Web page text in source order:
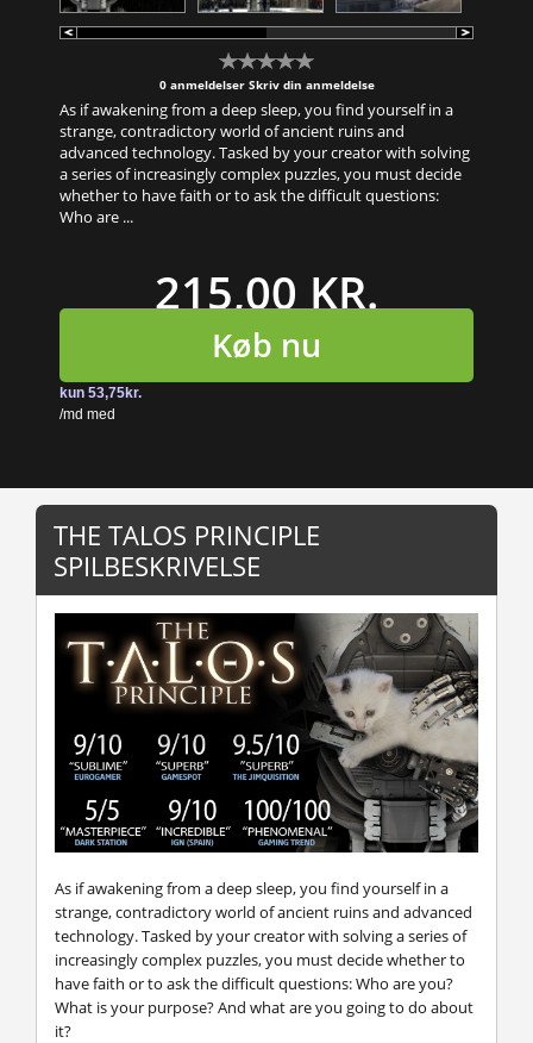
0 anmeldelser Skriv din anmeldelse
As if awakening from a deep sleep, you find yourself in a
strange, contradictory world of ancient ruins and
advanced technology. Tasked by your creator with solving
a series of increasingly complex puzzles, you must decide
whether to have faith or to ask the difficult questions:
Who are ...
215,00 KR.
Køb nu
THE TALOS PRINCIPLE
SPILBESKRIVELSE
As if awakening from a deep sleep, you find yourself in a
strange, contradictory world of ancient ruins and advanced
technology. Tasked by your creator with solving a series of
increasingly complex puzzles, you must decide whether to
have faith or to ask the difficult questions: Who are you?
What is your purpose? And what are you going to do about
it?